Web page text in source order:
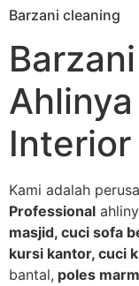
Skip
content
Barzani cleaning
Interior
Kami adalah
Professional
masjid, cuci sofa
kursi kantor, cuci
bantal, poles